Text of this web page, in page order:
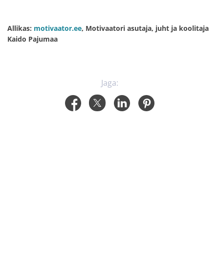
Allikas: motivaator.ee, Motivaatori asutaja, juht ja koolitaja
Kaido Pajumaa
Jaga: